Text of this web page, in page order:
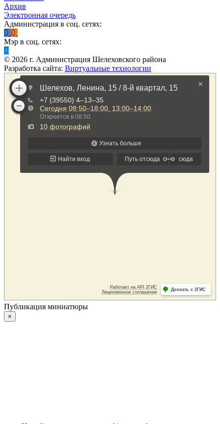
Архив
Электронная очередь
Администрация в соц. сетях:
Мэр в соц. сетях:
© 2026 г. Администрация Шелеховского района
Разработка сайта: Виртуальные технологии
Публикация миниатюры
×